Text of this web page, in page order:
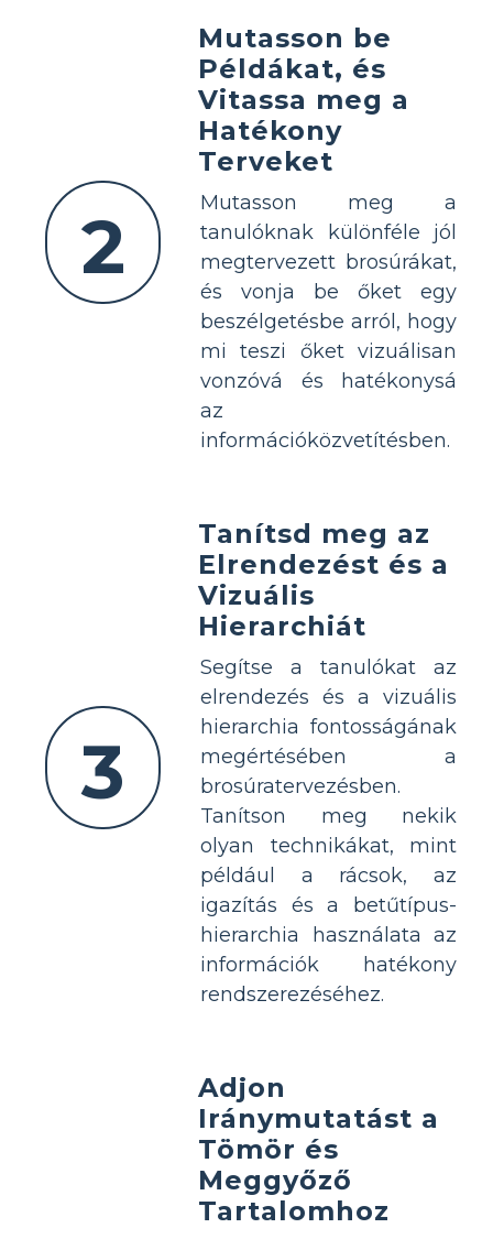
2
Mutasson be
Példákat, és
Vitassa meg a
Hatékony
Terveket
Mutasson meg a
tanulóknak különféle jól
megtervezett brosúrákat,
és vonja be őket egy
beszélgetésbe arról, hogy
mi teszi őket vizuálisan
vonzóvá és hatékonysá
az
információközvetítésben.
3
Tanítsd meg az
Elrendezést és a
Vizuális
Hierarchiát
Segítse a tanulókat az
elrendezés és a vizuális
hierarchia fontosságának
megértésében a
brosúratervezésben.
Tanítson meg nekik
olyan technikákat, mint
például a rácsok, az
igazítás és a betűtípus-
hierarchia használata az
információk hatékony
rendszerezéséhez.
Adjon
Iránymutatást a
Tömör és
Meggyőző
Tartalomhoz